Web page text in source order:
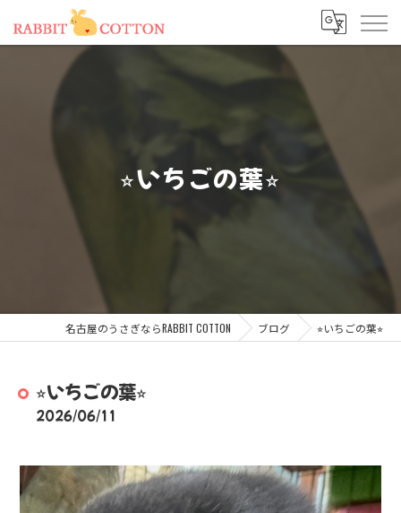
⭐︎いちごの葉⭐︎
名古屋のうさぎならRABBIT COTTON ブログ ⭐︎いちごの葉⭐︎
⭐︎いちごの葉⭐︎
2026/06/11